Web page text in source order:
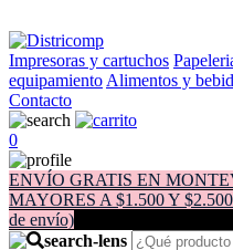
Impresoras y cartuchos
equipamiento Alimentos y
Contacto
0
ENVÍO GRATIS EN
MAYORES A $1.500 Y
de envío)